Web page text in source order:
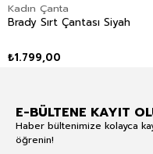
Kadın Çanta
Brady Sırt Çantası Siyah
₺1.799,00
E-BÜLTENE KAYIT
Haber bültenimize kolayca
öğrenin!